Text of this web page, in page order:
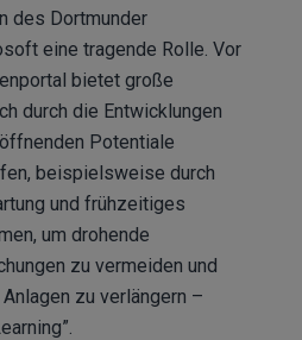
des Dortmunder
eine tragende Rolle. Vor
bietet große
durch die Entwicklungen
Potentiale
beispielsweise durch
und frühzeitiges
um drohende
zu vermeiden und
zu verlängern –